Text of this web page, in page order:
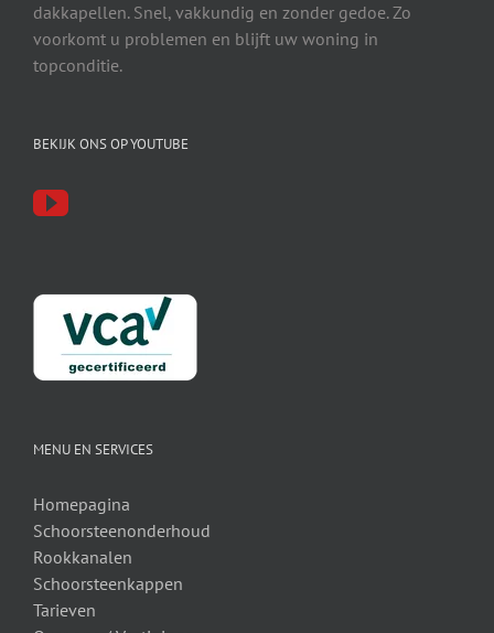
dakkapellen. Snel, vakkundig en zonder gedoe. Zo
voorkomt u problemen en blijft uw woning in
topconditie.
BEKIJK ONS OP YOUTUBE
MENU EN SERVICES
Homepagina
Schoorsteenonderhoud
Rookkanalen
Schoorsteenkappen
Tarieven